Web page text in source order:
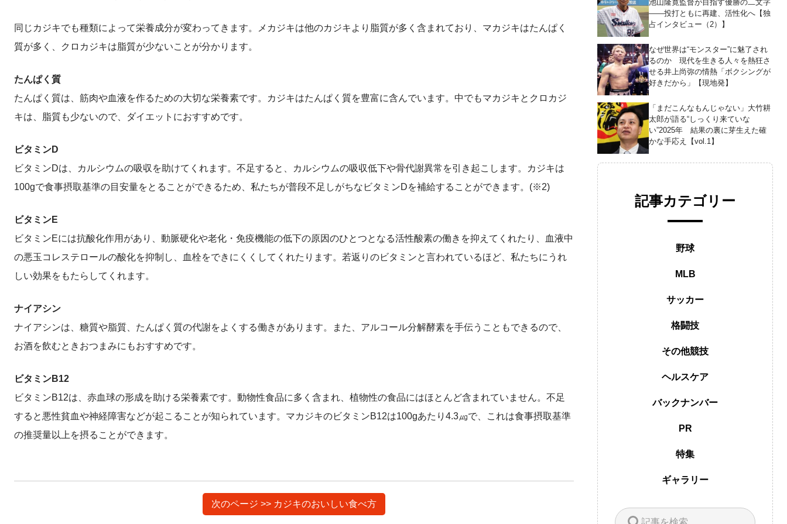
同じカジキでも種類によって栄養成分が変わってきます。メカジキは他のカジキより脂質が多く含まれており、マカジキはたんぱく
質が多く、クロカジキは脂質が少ないことが分かります。
たんぱく質
たんぱく質は、筋肉や血液を作るための大切な栄養素です。カジキはたんぱく質を豊富に含んでいます。中でもマカジキとクロカジ
キは、脂質も少ないので、ダイエットにおすすめです。
ビタミンD
ビタミンDは、カルシウムの吸収を助けてくれます。不足すると、カルシウムの吸収低下や骨代謝異常を引き起こします。カジキは
100gで食事摂取基準の目安量をとることができるため、私たちが普段不足しがちなビタミンDを補給することができます。(※2)
ビタミンE
ビタミンEには抗酸化作用があり、動脈硬化や老化・免疫機能の低下の原因のひとつとなる活性酸素の働きを抑えてくれたり、血液中
の悪玉コレステロールの酸化を抑制し、血栓をできにくくしてくれたります。若返りのビタミンと言われているほど、私たちにうれ
しい効果をもたらしてくれます。
ナイアシン
ナイアシンは、糖質や脂質、たんぱく質の代謝をよくする働きがあります。また、アルコール分解酵素を手伝うこともできるので、
お酒を飲むときおつまみにもおすすめです。
ビタミンB12
ビタミンB12は、赤血球の形成を助ける栄養素です。動物性食品に多く含まれ、植物性の食品にはほとんど含まれていません。不足
すると悪性貧血や神経障害などが起こることが知られています。マカジキのビタミンB12は100gあたり4.3㎍で、これは食事摂取基準
の推奨量以上を摂ることができます。
次のページ >> カジキのおいしい食べ方
池山隆寛監督が目指す優勝の二文字
――投打ともに再建、活性化へ【独
占インタビュー（2）】
なぜ世界は“モンスター”に魅了され
るのか 現代を生きる人々を熱狂さ
せる井上尚弥の情熱「ボクシングが
好きだから」【現地発】
「まだこんなもんじゃない」大竹耕
太郎が語る“しっくり来ていな
い”2025年 結果の裏に芽生えた確
かな手応え【vol.1】
記事カテゴリー
野球
MLB
サッカー
格闘技
その他競技
ヘルスケア
バックナンバー
PR
特集
ギャラリー